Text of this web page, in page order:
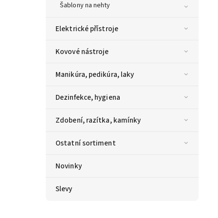
Šablony na nehty
Elektrické přístroje
Kovové nástroje
Manikúra, pedikúra, laky
Dezinfekce, hygiena
Zdobení, razítka, kamínky
Ostatní sortiment
Novinky
Slevy